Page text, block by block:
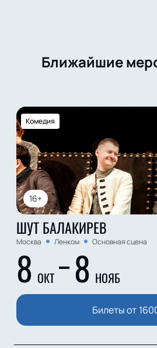
Ближайшие
16+
Комедия
ШУТ БАЛАКИРЕВ
Москва Ленком Основная сцена
8 ОКТ 8 НОЯБ
Билеты от